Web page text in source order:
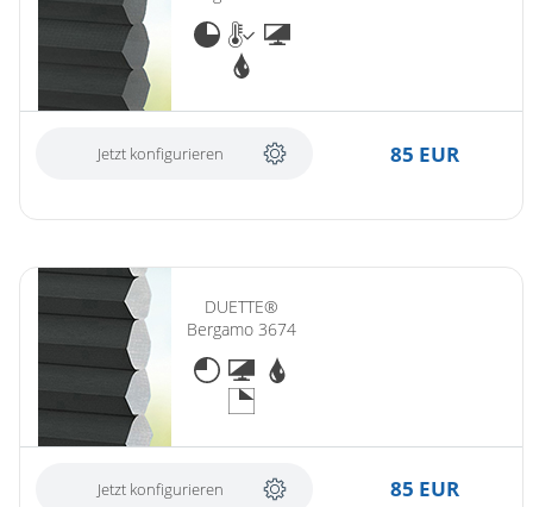
Jetzt konfigurieren 85 EUR
DUETTE®
Bergamo 3674
Jetzt konfigurieren 85 EUR